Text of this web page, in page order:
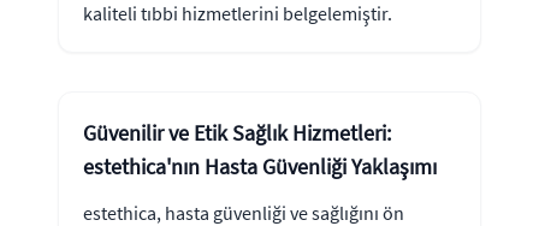
kaliteli tıbbi hizmetlerini belgelemiştir.
Güvenilir ve Etik Sağlık Hizmetleri:
estethica'nın Hasta Güvenliği Yaklaşımı
estethica, hasta güvenliği ve sağlığını ön